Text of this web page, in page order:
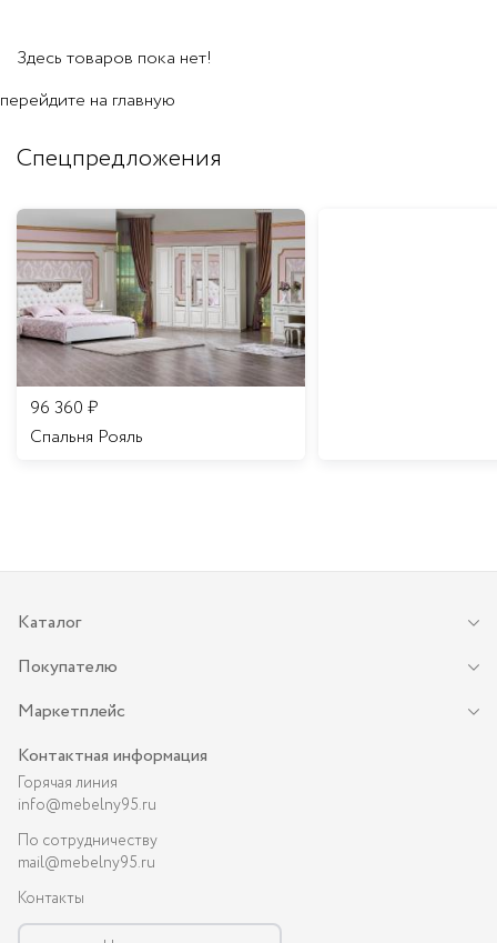
Здесь товаров пока нет!
перейдите на главную
Спецпредложения
96 360 ₽
Спальня Рояль
Каталог
Покупателю
Маркетплейс
Контактная информация
Горячая линия
info@mebelny95.ru
По сотрудничеству
mail@mebelny95.ru
Контакты